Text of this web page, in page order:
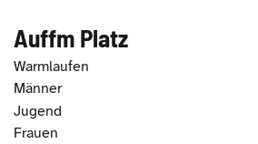
Auffm Platz
Warmlaufen
Männer
Jugend
Frauen